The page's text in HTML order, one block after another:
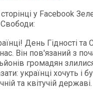
у Facebook
Свободи:
День Гідності
Він пов'язаний з
громадян
українці хочуть і
та квітучій державі.